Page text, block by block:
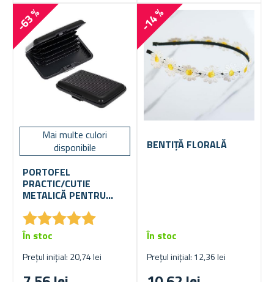
-63 %
Mai multe culori
disponibile
PORTOFEL
PRACTIC/CUTIE
METALICĂ PENTRU
★★★★★
★★★★★
Prețul inițial: 20,74 lei
În stoc
-14 %
BENTIȚĂ FLORALĂ
Prețul inițial: 12,36 lei
În stoc